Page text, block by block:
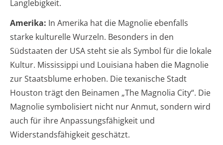
Langlebigkeit.
Amerika: In Amerika hat die Magnolie ebenfalls
starke kulturelle Wurzeln. Besonders in den
Südstaaten der USA steht sie als Symbol für die lokale
Kultur. Mississippi und Louisiana haben die Magnolie
zur Staatsblume erhoben. Die texanische Stadt
Houston trägt den Beinamen „The Magnolia City“. Die
Magnolie symbolisiert nicht nur Anmut, sondern wird
auch für ihre Anpassungsfähigkeit und
Widerstandsfähigkeit geschätzt.